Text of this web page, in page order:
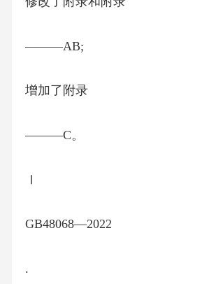
———AB;
增加了附录
———C。
Ⅰ
GB48068—2022
.